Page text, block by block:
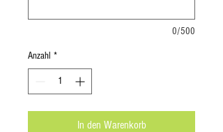
0/500
Anzahl *
In den Warenkorb